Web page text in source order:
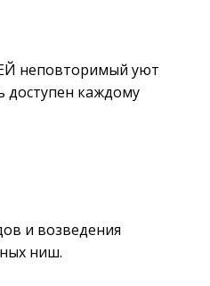
неповторимый уют
доступен каждому
и возведения
ниш.